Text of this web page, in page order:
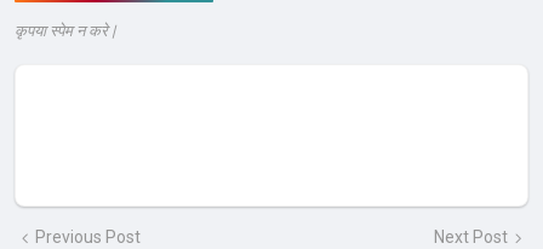
कृपया स्पेम न करे |
Previous Post Next Post